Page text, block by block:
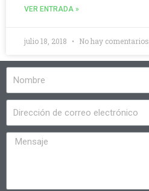
VER ENTRADA »
julio 18, 2018 No hay comentarios